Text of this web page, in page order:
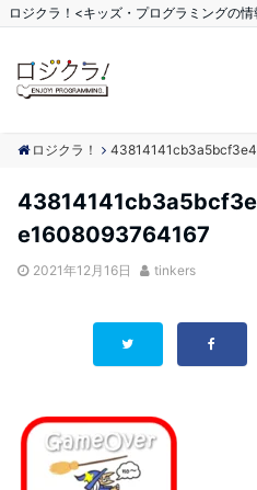
ロジクラ！<キッズ・プログラミングの
ロジクラ！
e1608093764167
2021年12月16日 tinkers